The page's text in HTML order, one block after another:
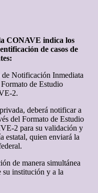
CONAVE indica los
de casos de
Notificación Inmediata
de Estudio
2.
deberá notificar a
del Formato de Estudio
2 para su validación y
estatal, quien enviará la
de manera simultánea
su institución y a la